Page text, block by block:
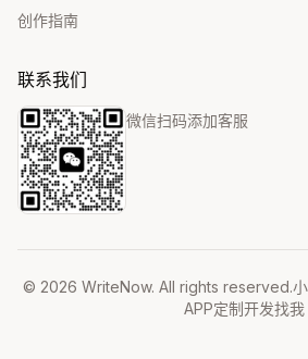
创作指南
联系我们
微信扫码添加客服
© 2026 WriteNow. All rights reserved.
APP定制开发找我